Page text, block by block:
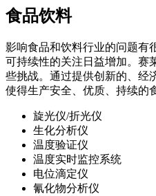
食品饮料
影响食品和饮料行业的问题有
可持续性的关注日益增加。赛
些挑战。通过提供创新的、经
使得生产安全、优质、持续的
旋光仪/折光仪
生化分析仪
温度验证仪
温度实时监控系统
电位滴定仪
氰化物分析仪